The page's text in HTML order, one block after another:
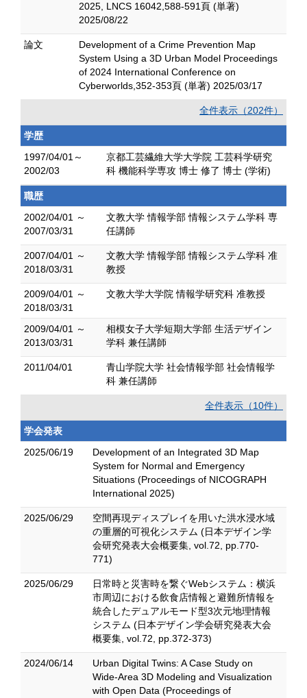
2025, LNCS 16042,588-591頁 (単著)
2025/08/22
論文
Development of a Crime Prevention Map
System Using a 3D Urban Model Proceedings
of 2024 International Conference on
Cyberworlds,352-353頁 (単著) 2025/03/17
全件表示（202件）
学歴
1997/04/01～
2002/03
京都工芸繊維大学大学院 工芸科学研究
科 機能科学専攻 博士 修了 博士 (学術)
職歴
2002/04/01 ～
2007/03/31
文教大学 情報学部 情報システム学科 専
任講師
2007/04/01 ～
2018/03/31
文教大学 情報学部 情報システム学科 准
教授
2009/04/01 ～
2018/03/31
文教大学大学院 情報学研究科 准教授
2009/04/01 ～
2013/03/31
相模女子大学短期大学部 生活デザイン
学科 兼任講師
2011/04/01
青山学院大学 社会情報学部 社会情報学
科 兼任講師
全件表示（10件）
学会発表
2025/06/19
Development of an Integrated 3D Map
System for Normal and Emergency
Situations (Proceedings of NICOGRAPH
International 2025)
2025/06/29
空間再現ディスプレイを用いた洪水浸水域
の重層的可視化システム (日本デザイン学
会研究発表大会概要集, vol.72, pp.770-
771)
2025/06/29
日常時と災害時を繋ぐWebシステム：横浜
市周辺における飲食店情報と避難所情報を
統合したデュアルモード型3次元地理情報
システム (日本デザイン学会研究発表大会
概要集, vol.72, pp.372-373)
2024/06/14
Urban Digital Twins: A Case Study on
Wide-Area 3D Modeling and Visualization
with Open Data (Proceedings of